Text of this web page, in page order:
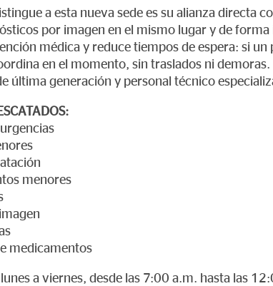
a esta nueva sede es su alianza directa
por imagen en el mismo lugar y de
médica y reduce tiempos de espera: si
en el momento, sin traslados ni
última generación y personal técnico
menores
medicamentos
lunes a viernes, desde las 7:00 a.m. hasta las